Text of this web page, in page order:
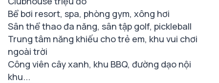
Bể bơi resort, spa, phòng gym, xông hơi
Sân thể thao đa năng, sân tập golf, pickleball
Trung tâm năng khiếu cho trẻ em, khu vui chơi
ngoài trời
Công viên cây xanh, khu BBQ, đường dạo nội
khu...